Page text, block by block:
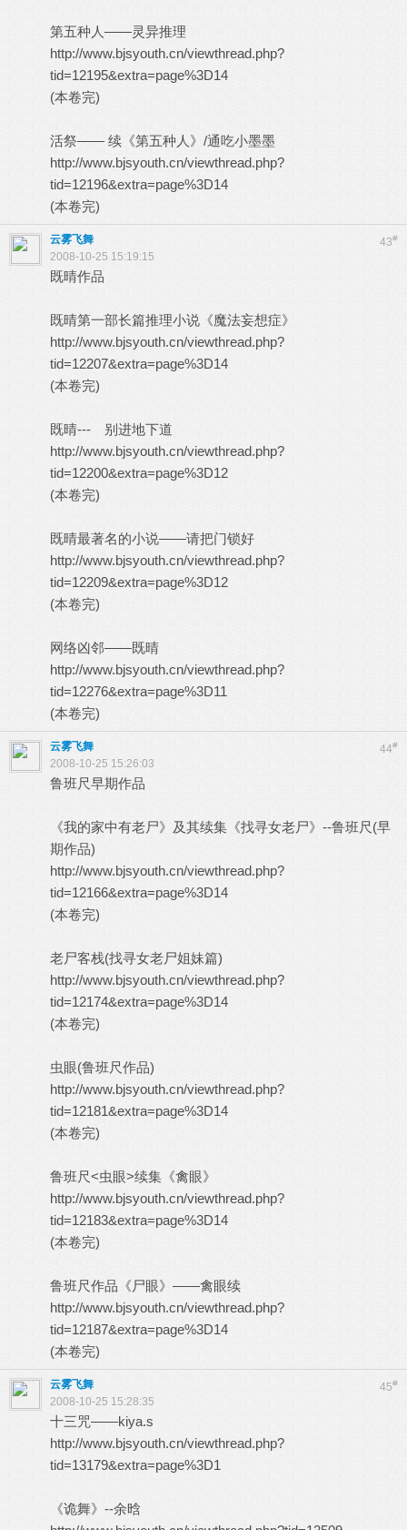
第五种人——灵异推理
http://www.bjsyouth.cn/viewthread.php?
tid=12195&extra=page%3D14
(本卷完)
活祭—— 续《第五种人》/通吃小墨墨
http://www.bjsyouth.cn/viewthread.php?
tid=12196&extra=page%3D14
(本卷完)
43#
云雾飞舞
2008-10-25 15:19:15
既晴作品
既晴第一部长篇推理小说《魔法妄想症》
http://www.bjsyouth.cn/viewthread.php?
tid=12207&extra=page%3D14
(本卷完)
既晴--- 别进地下道
http://www.bjsyouth.cn/viewthread.php?
tid=12200&extra=page%3D12
(本卷完)
既晴最著名的小说——请把门锁好
http://www.bjsyouth.cn/viewthread.php?
tid=12209&extra=page%3D12
(本卷完)
网络凶邻——既晴
http://www.bjsyouth.cn/viewthread.php?
tid=12276&extra=page%3D11
(本卷完)
44#
云雾飞舞
2008-10-25 15:26:03
鲁班尺早期作品
《我的家中有老尸》及其续集《找寻女老尸》--鲁班尺(早
期作品)
http://www.bjsyouth.cn/viewthread.php?
tid=12166&extra=page%3D14
(本卷完)
老尸客栈(找寻女老尸姐妹篇)
http://www.bjsyouth.cn/viewthread.php?
tid=12174&extra=page%3D14
(本卷完)
虫眼(鲁班尺作品)
http://www.bjsyouth.cn/viewthread.php?
tid=12181&extra=page%3D14
(本卷完)
鲁班尺<虫眼>续集《禽眼》
http://www.bjsyouth.cn/viewthread.php?
tid=12183&extra=page%3D14
(本卷完)
鲁班尺作品《尸眼》——禽眼续
http://www.bjsyouth.cn/viewthread.php?
tid=12187&extra=page%3D14
(本卷完)
45#
云雾飞舞
2008-10-25 15:28:35
十三咒——kiya.s
http://www.bjsyouth.cn/viewthread.php?
tid=13179&extra=page%3D1
《诡舞》--余晗